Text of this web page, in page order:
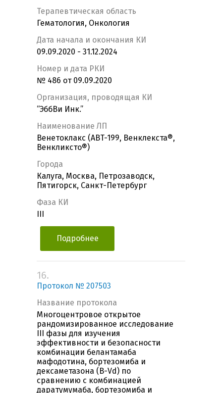
Терапевтическая область
Гематология, Онкология
Дата начала и окончания КИ
09.09.2020 - 31.12.2024
Номер и дата РКИ
№ 486 от 09.09.2020
Организация, проводящая КИ
“ЭббВи Инк.”
Наименование ЛП
Венетоклакс (ABT-199, Венклекста®,
Венкликсто®)
Города
Калуга, Москва, Петрозаводск,
Пятигорск, Санкт-Петербург
Фаза КИ
Подробнее
16.
Протокол № 207503
Название протокола
Многоцентровое открытое
рандомизированное исследование
III фазы для изучения
эффективности и безопасности
комбинации белантамаба
мафодотина, бортезомиба и
дексаметазона (B-Vd) по
сравнению с комбинацией
даратумумаба, бортезомиба и